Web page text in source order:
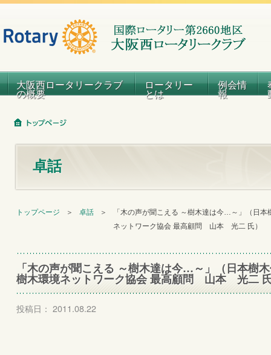
大阪西ロータリークラブ
の概要
ロータリー
とは
例会情
報
卓話
トップページ ＞ 卓話 ＞
「木の声が聞こえる ～樹木達は今…～」（日
ネットワーク協会 最高顧問 山本 光二 氏）
「木の声が聞こえる ～樹木達は今…～」（日本樹
樹木環境ネットワーク協会 最高顧問 山本 光二
投稿日： 2011.08.22